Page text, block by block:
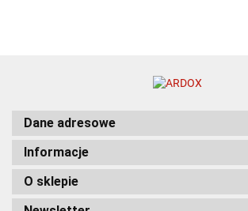
Dane adresowe
Informacje
O sklepie